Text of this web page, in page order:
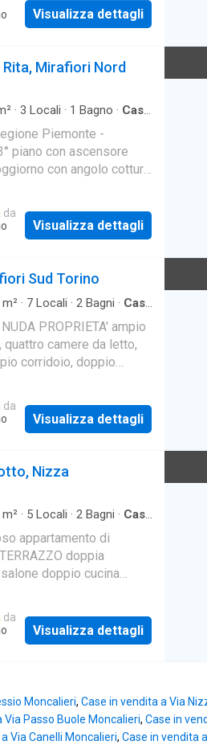
Visualizza dettagli
Rita, Mirafiori Nord
· 3 Locali · 1 Bagno · Casa
Piemonte -
piano con ascensore
con angolo cottura
da
Visualizza dettagli
Sud Torino
m² · 7 Locali · 2 Bagni · Casa
PROPRIETA' ampio
camere da letto,
corridoio, doppio
da
Visualizza dettagli
Nizza
m² · 5 Locali · 2 Bagni · Casa
appartamento di
doppia
doppio cucina
da
Visualizza dettagli
Moncalieri, Case in vendita a Via
Via Passo Buole Moncalieri, Case in
Via Canelli Moncalieri, Case in vendita